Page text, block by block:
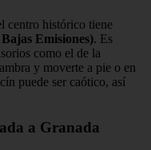
centro histórico tiene
Emisiones). Es
como el de la
y moverte a pie o en
puede ser caótico, así
a Granada